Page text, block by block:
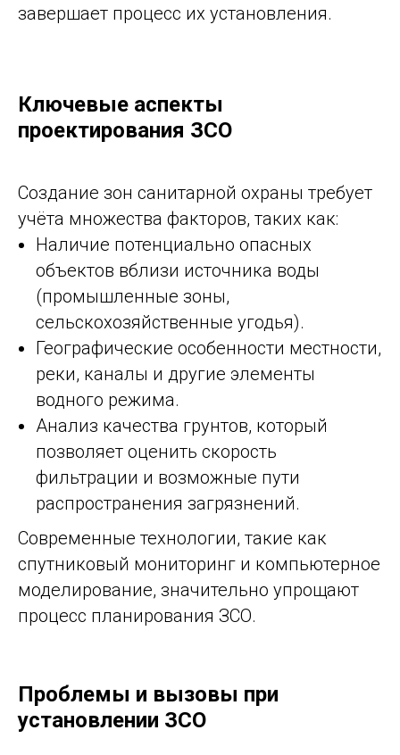
завершает процесс их установления.
Ключевые аспекты
проектирования ЗСО
Создание зон санитарной охраны требует
учёта множества факторов, таких как:
Наличие потенциально опасных
объектов вблизи источника воды
(промышленные зоны,
сельскохозяйственные угодья).
Географические особенности местности,
реки, каналы и другие элементы
водного режима.
Анализ качества грунтов, который
позволяет оценить скорость
фильтрации и возможные пути
распространения загрязнений.
Современные технологии, такие как
спутниковый мониторинг и компьютерное
моделирование, значительно упрощают
процесс планирования ЗСО.
Проблемы и вызовы при
установлении ЗСО